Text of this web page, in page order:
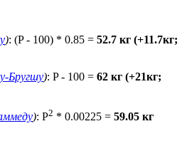
): (P - 100) * 0.85 = 52.7 кг (+11.7кг;
Бругшу): P - 100 = 62 кг (+21кг;
): P2 * 0.00225 = 59.05 кг